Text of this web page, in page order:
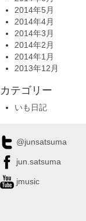
2014年5月
2014年4月
2014年3月
2014年2月
2014年1月
2013年12月
カテゴリー
いも日記
@junsatsuma
jun.satsuma
jmusic